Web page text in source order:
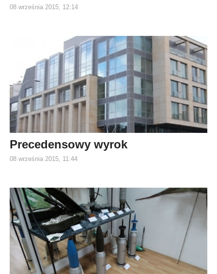
08 września 2015, 12:14
Precedensowy wyrok
08 września 2015, 11:44